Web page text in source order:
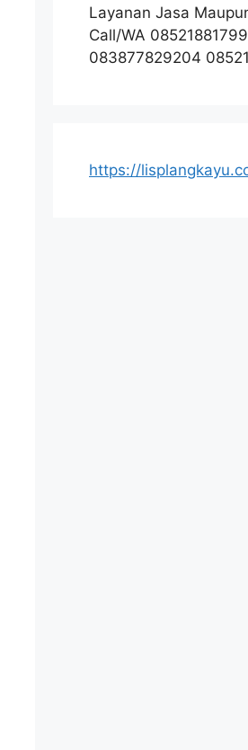
Layanan Jasa
Call/WA
083877829204
https://